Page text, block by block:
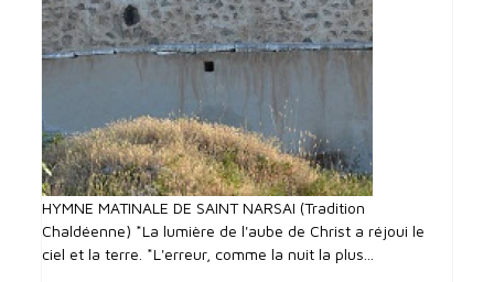
HYMNE MATINALE DE SAINT NARSAI (Tradition
Chaldéenne) *La lumière de l'aube de Christ a réjoui le
ciel et la terre. *L'erreur, comme la nuit la plus...